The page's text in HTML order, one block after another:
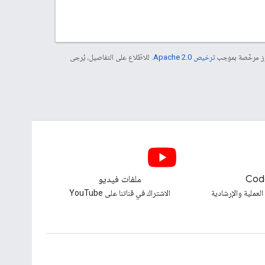
مرخّصة بموجبترخيص Apache 2.0‏
. للاطّلاع على التفاصيل، يُرجى
والإرشادية
ملفات فيديو
الاشتراك في قناتنا على YouTube